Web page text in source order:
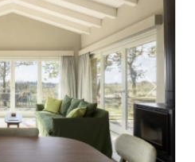
Next